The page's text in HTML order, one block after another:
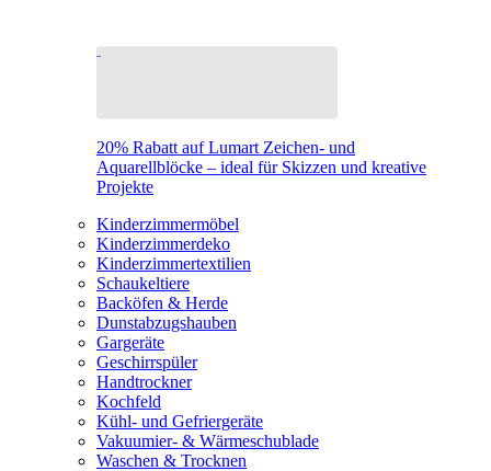
20% Rabatt auf Lumart Zeichen- und
Aquarellblöcke – ideal für Skizzen und kreative
Projekte
Kinderzimmermöbel
Kinderzimmerdeko
Kinderzimmertextilien
Schaukeltiere
Backöfen & Herde
Dunstabzugshauben
Gargeräte
Geschirrspüler
Handtrockner
Kochfeld
Kühl- und Gefriergeräte
Vakuumier- & Wärmeschublade
Waschen & Trocknen